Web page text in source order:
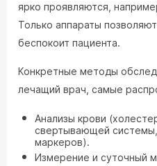
ярко проявляются,
Только аппараты
беспокоит пациента.
Конкретные методы
лечащий врач, самые
Анализы крови
свертывающей
маркеров).
Измерение и суточный